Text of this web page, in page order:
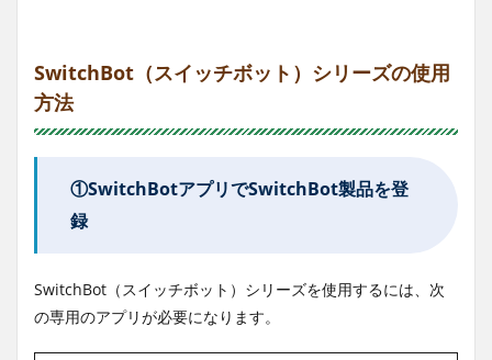
SwitchBot（スイッチボット）シリーズの使用
方法
①SwitchBotアプリでSwitchBot製品を登
録
SwitchBot（スイッチボット）シリーズを使用するには、次
の専用のアプリが必要になります。